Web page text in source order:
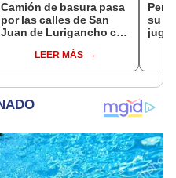
Camión de basura pasa
por las calles de San
Juan de Lurigancho con
Suárez-Vértiz: "Ese es
mi Perú"
LEER MÁS
su